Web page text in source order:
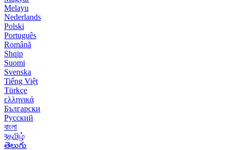
Melayu
Nederlands
Polski
Português
Română
Shqip
Suomi
Svenska
Tiếng Việt
Türkçe
ελληνικά
Български
Русский
বাংলা
বதமிழ்
తెలుగు